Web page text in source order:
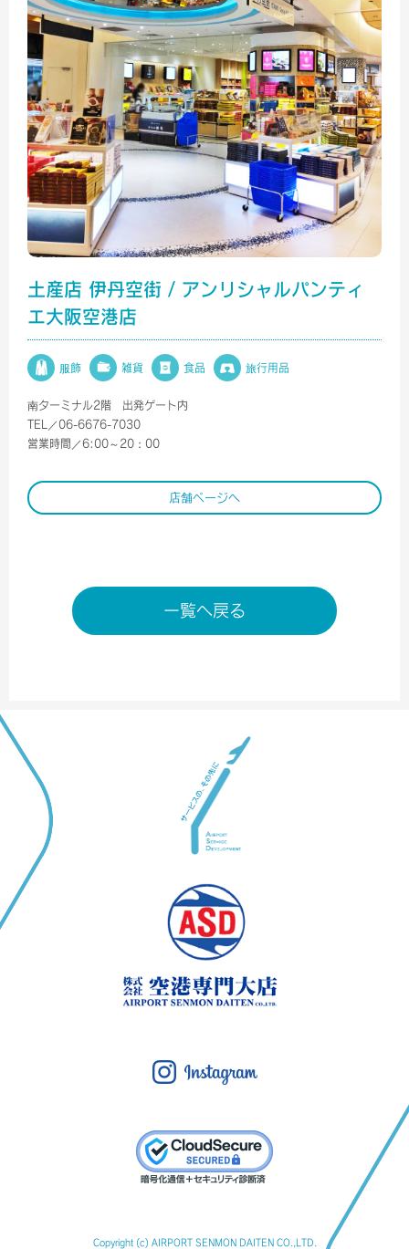
土産店 伊丹空街 / アンリシャルパンティ
エ大阪空港店
服飾 雑貨 食品 旅行用品
南ターミナル2階 出発ゲート内
TEL／06-6676-7030
営業時間／6:00～20：00
店舗ページへ
一覧へ戻る
Copyright (c) AIRPORT SENMON DAITEN CO.,LTD.